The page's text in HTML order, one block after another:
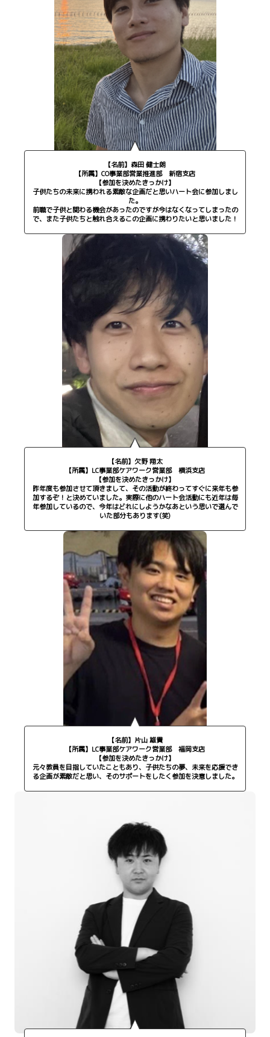
【名前】森田 健士朗
【所属】CO事業部営業推進部 新宿支店
【参加を決めたきっかけ】
子供たちの未来に携われる素敵な企画だと思いハート会に参加しまし
た。
前職で子供と関わる機会があったのですが今はなくなってしまったの
で、また子供たちと触れ合えるこの企画に携わりたいと思いました！
【名前】欠野 翔太
【所属】LC事業部ケアワーク営業部 横浜支店
【参加を決めたきっかけ】
昨年度も参加させて頂きまして、その活動が終わってすぐに来年も参
加するぞ！と決めていました。実際に他のハート会活動にも近年は毎
年参加しているので、今年はどれにしようかなあという思いで選んで
いた部分もあります(笑)
【名前】片山 雄貴
【所属】LC事業部ケアワーク営業部 福岡支店
【参加を決めたきっかけ】
元々教員を目指していたこともあり、子供たちの夢、未来を応援でき
る企画が素敵だと思い、そのサポートをしたく参加を決意しました。